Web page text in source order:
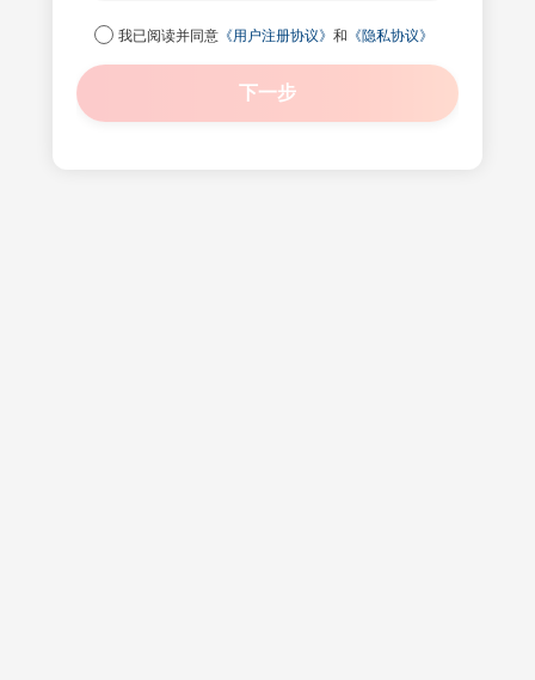
我已阅读并同意 《用户注册协议》 和 《隐私协议》
下一步